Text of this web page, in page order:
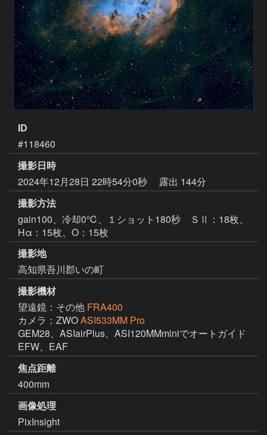
ID
#118460
撮影日時
2024年12月28日 22時54分0秒
露出 144分
撮影方法
gain100、冷却0℃、１ショット180秒 ＳⅡ：18枚、
Hα：15枚、O：15枚
撮影地
高知県吾川郡いの町
撮影機材
望遠鏡：その他 FRA400
カメラ：ZWOASI533MM Pro
GEM28、ASIairPlus、ASI120MMminiでオートガイド
焦点距離
400mm
画像処理
PixInsight